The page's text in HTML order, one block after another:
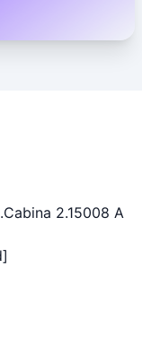
2.15008 A